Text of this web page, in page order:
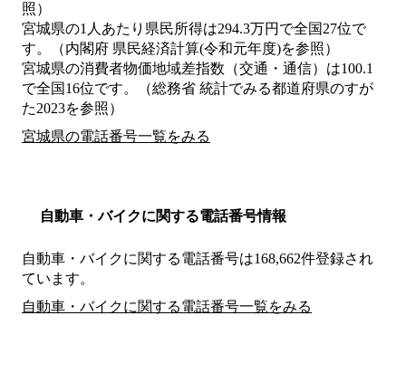
照）
宮城県の1人あたり県民所得は294.3万円で全国27位で
す。（内閣府 県民経済計算(令和元年度)を参照）
宮城県の消費者物価地域差指数（交通・通信）は100.1
で全国16位です。（総務省 統計でみる都道府県のすが
た2023を参照）
宮城県の電話番号一覧をみる
自動車・バイクに関する電話番号情報
自動車・バイクに関する電話番号は168,662件登録され
ています。
自動車・バイクに関する電話番号一覧をみる